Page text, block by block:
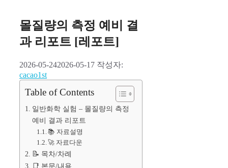
몰질량의 측정 예비 결
과 리포트 [레포트]
2026-05-242026-05-17 작성자:
cacao1st
Table of Contents
일반화학 실험 – 몰질량의 측정
예비 결과 리포트
📚 자료설명
🚀 자료다운
📝 목차/차례
📑 본문/내용